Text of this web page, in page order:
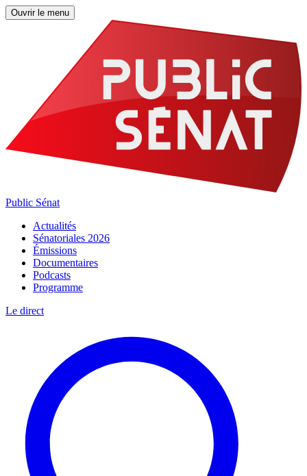
Ouvrir le menu
Public Sénat
Actualités
Sénatoriales 2026
Émissions
Documentaires
Podcasts
Programme
Le direct